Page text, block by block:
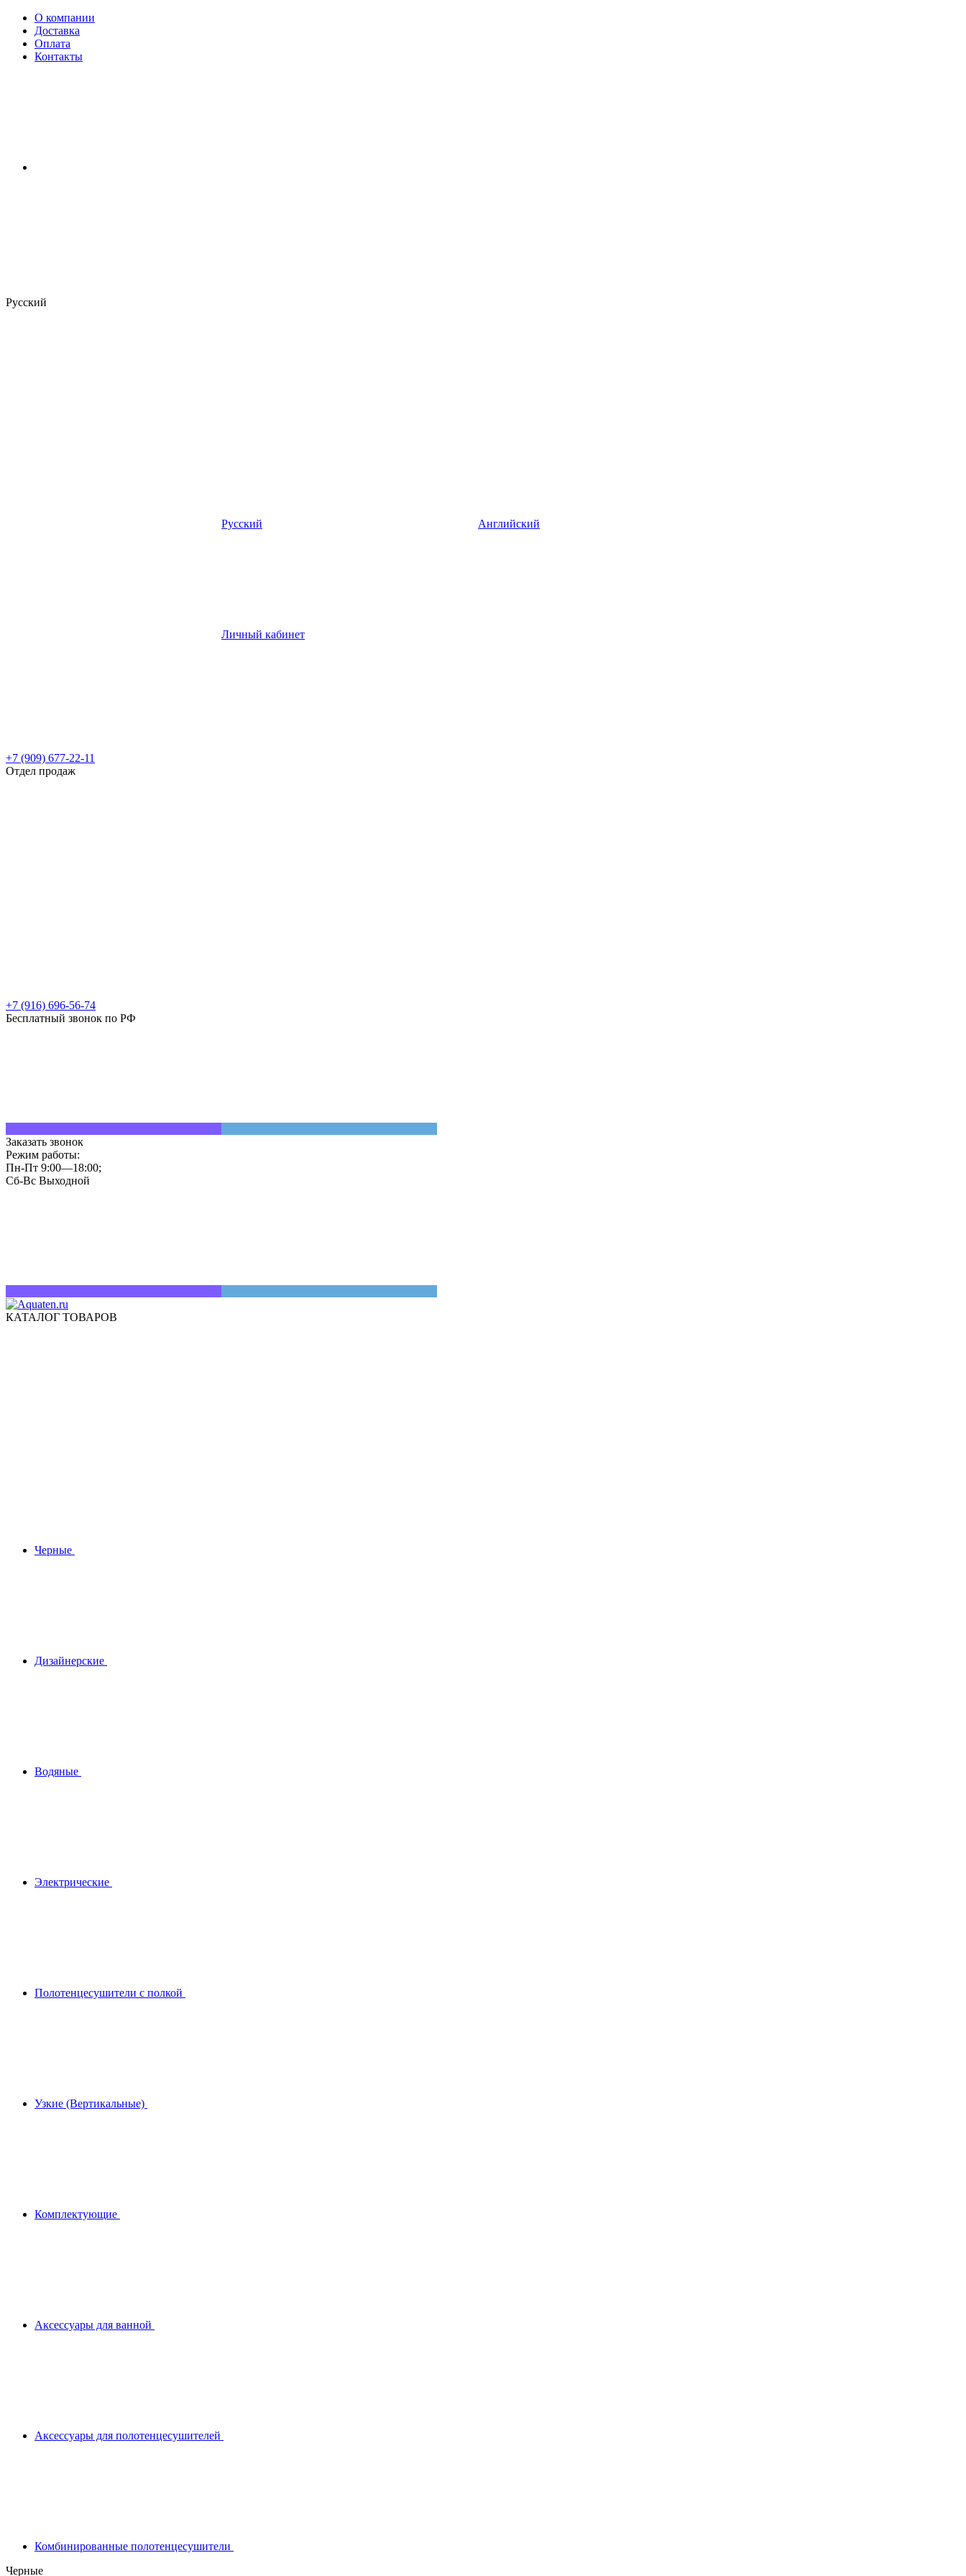
О компании
Доставка
Оплата
Контакты
Русский
Русский Английский
Личный кабинет
+7 (909) 677-22-11
Отдел продаж
+7 (916) 696-56-74
Бесплатный звонок по РФ
Заказать звонок
Режим работы:
Пн-Пт 9:00—18:00;
Сб-Вс Выходной
КАТАЛОГ ТОВАРОВ
Черные
Дизайнерские
Водяные
Электрические
Полотенцесушители с полкой
Узкие (Вертикальные)
Комплектующие
Аксессуары для ванной
Аксессуары для полотенцесушителей
Комбинированные полотенцесушители
Черные